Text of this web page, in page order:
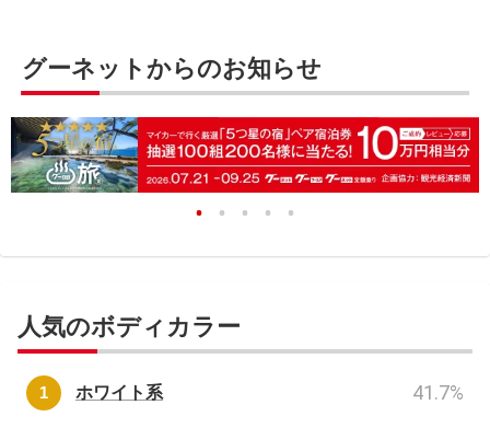
グーネットからのお知らせ
人気のボディカラー
ホワイト系 41.7%